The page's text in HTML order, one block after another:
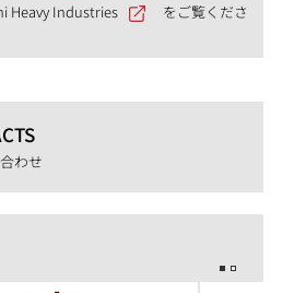
Heavy Industries
をご覧くださ
わせ